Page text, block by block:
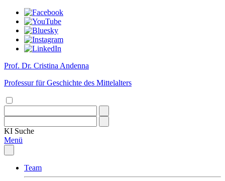
Prof. Dr. Cristina Andenna
Professur für Geschichte des Mittelalters
KI Suche
Menü
Team